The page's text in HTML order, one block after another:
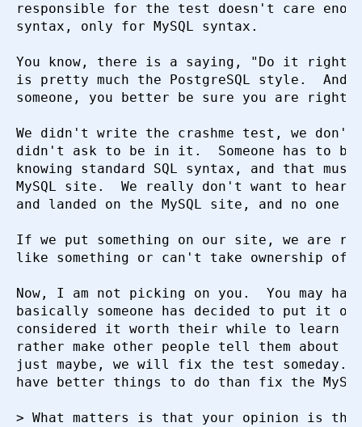
responsible for the test doesn't care
syntax, only for MySQL syntax.
You know, there is a saying, "Do it
is pretty much the PostgreSQL style.
someone, you better be sure you are right.
We didn't write the crashme test, we
didn't ask to be in it.  Someone has to
knowing standard SQL syntax, and that
MySQL site.  We really don't want to hear
and landed on the MySQL site, and no
If we put something on our site, we are
like something or can't take ownership of
Now, I am not picking on you.  You may
basically someone has decided to put it on
considered it worth their while to learn
rather make other people tell them about
just maybe, we will fix the test
have better things to do than fix the
> What matters is that your opinion is